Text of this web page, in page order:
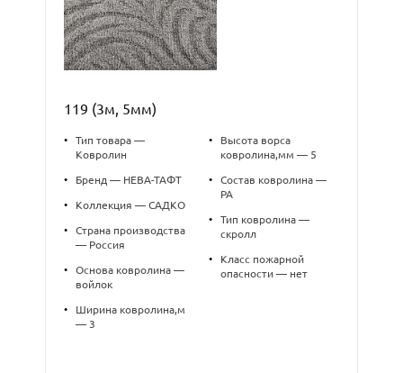
119 (3м, 5мм)
•
Тип товара —
Ковролин
• Бренд — НЕВА-ТАФТ
• Коллекция — САДКО
•
Страна производства
— Россия
•
Основа ковролина —
войлок
•
Ширина ковролина,м
— 3
•
Высота ворса
ковролина,мм — 5
•
Состав ковролина —
PA
•
Тип ковролина —
скролл
•
Класс пожарной
опасности — нет